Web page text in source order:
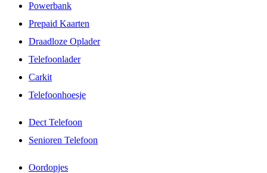
Powerbank
Prepaid Kaarten
Draadloze Oplader
Telefoonlader
Carkit
Telefoonhoesje
Dect Telefoon
Senioren Telefoon
Oordopjes